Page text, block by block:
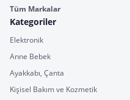
Tüm Markalar
Kategoriler
Elektronik
Anne Bebek
Ayakkabı, Çanta
Kişisel Bakım ve Kozmetik